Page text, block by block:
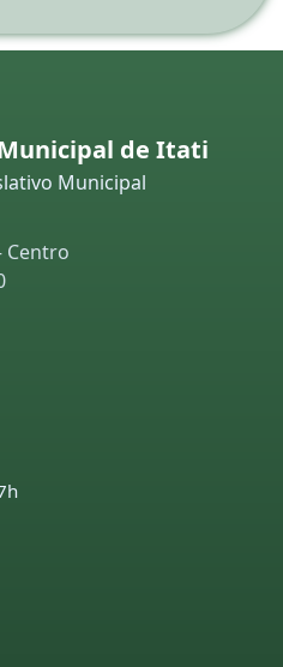
de Itati
Municipal
Centro